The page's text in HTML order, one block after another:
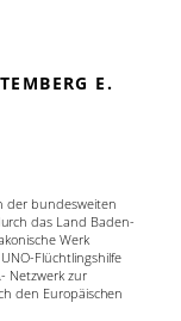
E.
der bundesweiten
das Land Baden-
Werk
Flüchtlingshilfe
Netzwerk zur
den Europäischen